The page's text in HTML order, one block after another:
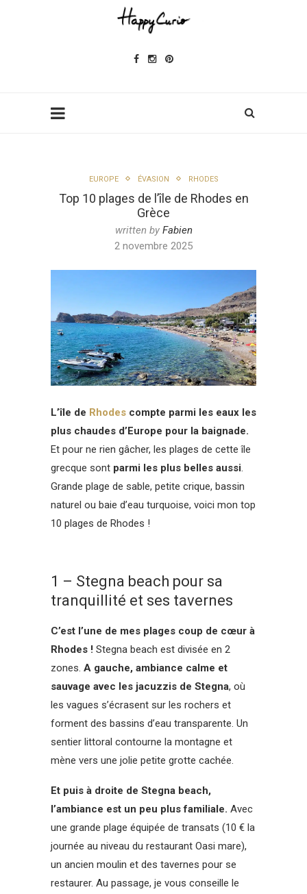
EUROPE ÉVASION RHODES
Top 10 plages de l’île de Rhodes en
Grèce
written by Fabien
2 novembre 2025
L’île de Rhodes compte parmi les eaux les
plus chaudes d’Europe pour la baignade.
Et pour ne rien gâcher, les plages de cette île
grecque sont parmi les plus belles aussi.
Grande plage de sable, petite crique, bassin
naturel ou baie d’eau turquoise, voici mon top
10 plages de Rhodes !
1 – Stegna beach pour sa
tranquillité et ses tavernes
C’est l’une de mes plages coup de cœur à
Rhodes ! Stegna beach est divisée en 2
zones. A gauche, ambiance calme et
sauvage avec les jacuzzis de Stegna, où
les vagues s’écrasent sur les rochers et
forment des bassins d’eau transparente. Un
sentier littoral contourne la montagne et
mène vers une jolie petite grotte cachée.
Et puis à droite de Stegna beach,
l’ambiance est un peu plus familiale. Avec
une grande plage équipée de transats (10 € la
journée au niveau du restaurant Oasi mare),
un ancien moulin et des tavernes pour se
restaurer. Au passage, je vous conseille le